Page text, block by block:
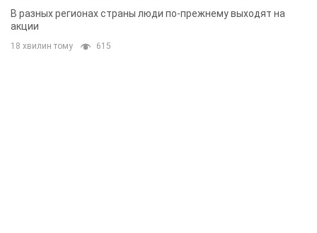
Федорова. Фото и видео
В разных регионах страны люди по-прежнему выходят на
акции
18 хвилин тому 615